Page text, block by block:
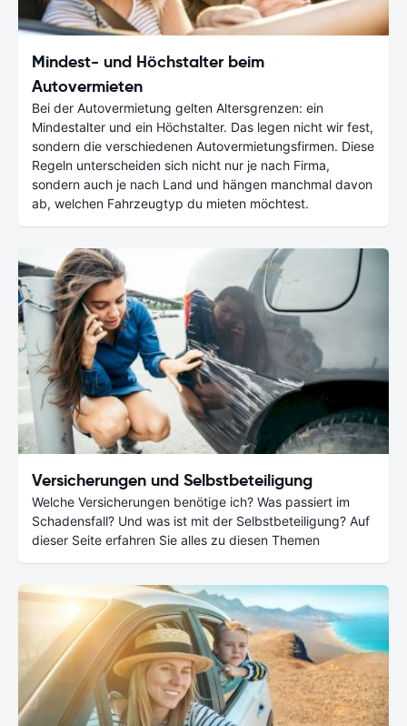
Mindest- und Höchstalter beim
Autovermieten
Bei der Autovermietung gelten Altersgrenzen: ein
Mindestalter und ein Höchstalter. Das legen nicht wir fest,
sondern die verschiedenen Autovermietungsfirmen. Diese
Regeln unterscheiden sich nicht nur je nach Firma,
sondern auch je nach Land und hängen manchmal davon
ab, welchen Fahrzeugtyp du mieten möchtest.
Versicherungen und Selbstbeteiligung
Welche Versicherungen benötige ich? Was passiert im
Schadensfall? Und was ist mit der Selbstbeteiligung? Auf
dieser Seite erfahren Sie alles zu diesen Themen